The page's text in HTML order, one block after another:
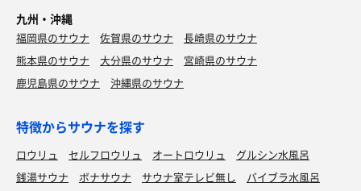
九州・沖縄
福岡県のサウナ 佐賀県のサウナ
長崎県のサウナ
熊本県のサウナ
大分県のサウナ
宮崎県のサウナ
鹿児島県のサウナ
沖縄県のサウナ
特徴からサウナを探す
ロウリュ セルフロウリュ オートロウリュ
グルシン水風呂
銭湯サウナ
ボナサウナ サウナ室テレビ無し
バイブラ水風呂